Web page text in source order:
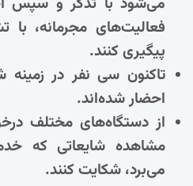
فعالیت‌های مجرمانه، با
پیگیری کنند.
تاکنون سی نفر در
احضار شده‌اند.
از دستگاه‌های مختلف
مشاهده شایعاتی که
می‌برد، شکایت کنند.